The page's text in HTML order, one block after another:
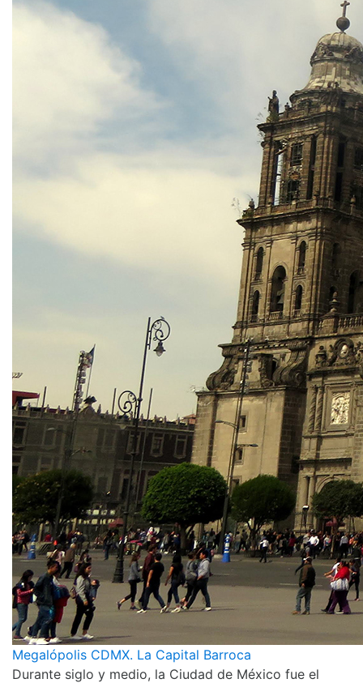
Megalópolis CDMX. La Capital Barroca
Durante siglo y medio, la Ciudad de México fue el